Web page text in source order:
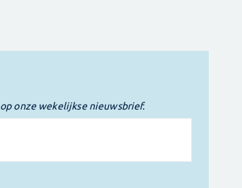
onze wekelijkse nieuwsbrief.